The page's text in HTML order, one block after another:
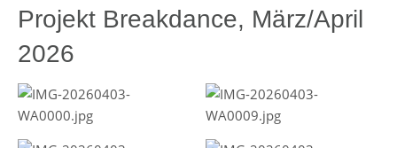
Projekt Breakdance, März/April
2026